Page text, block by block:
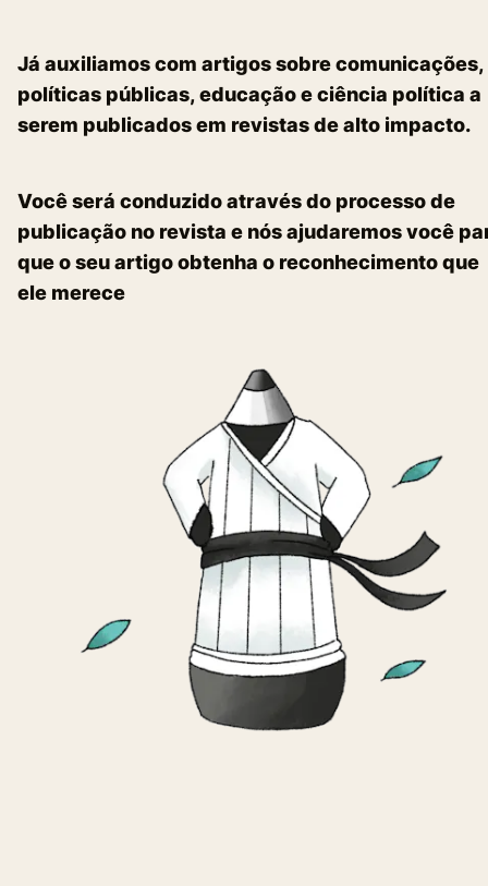
Já auxiliamos com artigos sobre comunicações,
políticas públicas, educação e ciência política a
serem publicados em revistas de alto impacto.
Você será conduzido através do processo de
publicação no revista e nós ajudaremos você
que o seu artigo obtenha o reconhecimento que
ele merece